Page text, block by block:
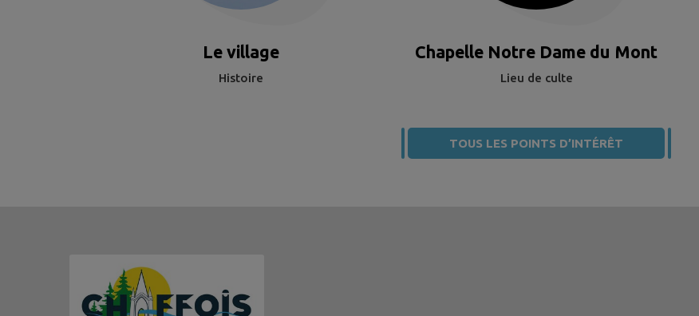
Le village
Histoire
Chapelle Notre Dame du Mont
Lieu de culte
TOUS LES POINTS D’INTÉRÊT